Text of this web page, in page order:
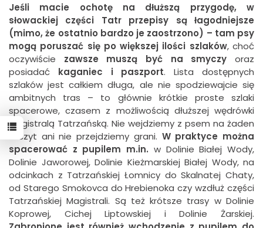
Jeśli macie ochotę na dłuższą przygodę, w
słowackiej części Tatr przepisy są łagodniejsze
(mimo, że ostatnio bardzo je zaostrzono) – tam psy
mogą poruszać się po większej ilości szlaków, choć
oczywiście zawsze muszą być na smyczy oraz
posiadać kaganiec i paszport. Lista dostępnych
szlaków jest całkiem długa, ale nie spodziewajcie się
ambitnych tras – to głównie krótkie proste szlaki
spacerowe, czasem z możliwością dłuższej wędrówki
Magistralą Tatrzańską. Nie wejdziemy z psem na żaden
szczyt ani nie przejdziemy grani. W praktyce można
spacerować z pupilem m.in. w Dolinie Białej Wody,
Dolinie Jaworowej, Dolinie Kieżmarskiej Białej Wody, na
odcinkach z Tatrzańskiej Łomnicy do Skalnatej Chaty,
od Starego Smokovca do Hrebienoka czy wzdłuż części
Tatrzańskiej Magistrali. Są też krótsze trasy w Dolinie
Koprowej, Cichej Liptowskiej i Dolinie Żarskiej.